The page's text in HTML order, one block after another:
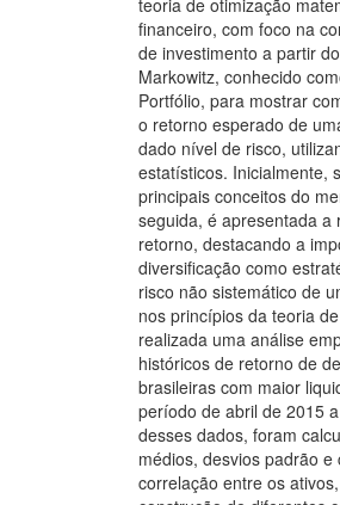
financeiro, com foco na
de investimento a partir
Markowitz, conhecido
Portfólio, para mostrar
o retorno esperado de
dado nível de risco,
estatísticos. Inicialmente,
principais conceitos do
seguida, é apresentada a
retorno, destacando a
diversificação como
risco não sistemático de
nos princípios da teoria
realizada uma análise
históricos de retorno de
brasileiras com maior
período de abril de 2015
desses dados, foram
médios, desvios padrão e
correlação entre os